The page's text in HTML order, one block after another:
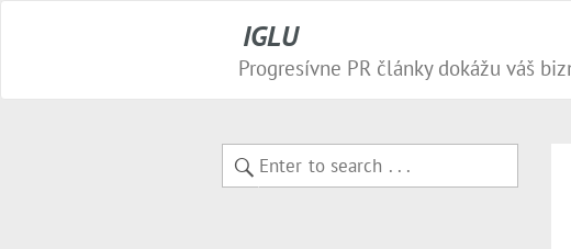
IGLU